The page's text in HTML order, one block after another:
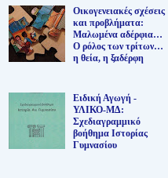
Οικογενειακές σχέσεις
και προβλήματα:
Μαλωμένα αδέρφια…
Ο ρόλος των τρίτων…
η θεία, η ξαδέρφη
Ειδική Αγωγή -
ΥΛΙΚΟ-ΜΔ:
Σχεδιαγραμμικό
βοήθημα Ιστορίας
Γυμνασίου